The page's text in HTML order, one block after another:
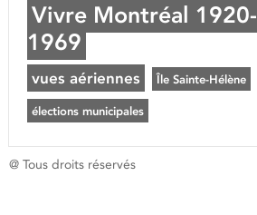
Vivre Montréal 1920-
1969
vues aériennes Île Sainte-Hélène
élections municipales
@ Tous droits réservés